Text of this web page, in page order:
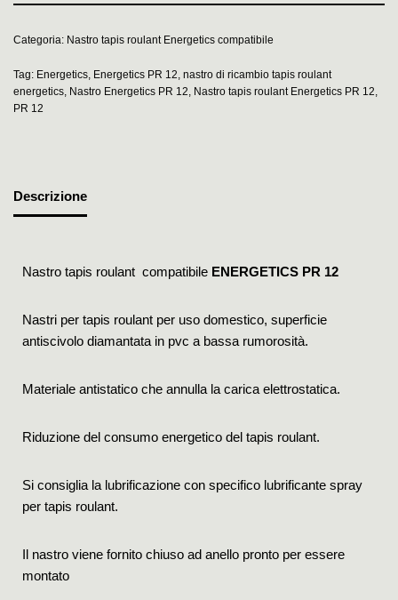
Categoria: Nastro tapis roulant Energetics compatibile
Tag: Energetics Energetics PR 12 nastro di ricambio tapis roulant
energetics Nastro Energetics PR 12 Nastro tapis roulant Energetics PR 12
PR 12
Descrizione
Nastro tapis roulant compatibile ENERGETICS PR 12
Nastri per tapis roulant per uso domestico, superficie
antiscivolo diamantata in pvc a bassa rumorosità.
Materiale antistatico che annulla la carica elettrostatica.
Riduzione del consumo energetico del tapis roulant.
Si consiglia la lubrificazione con specifico lubrificante spray
per tapis roulant.
Il nastro viene fornito chiuso ad anello pronto per essere
montato